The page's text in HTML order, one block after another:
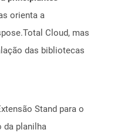
orienta a
Cloud, mas
das bibliotecas
Stand para o
da planilha